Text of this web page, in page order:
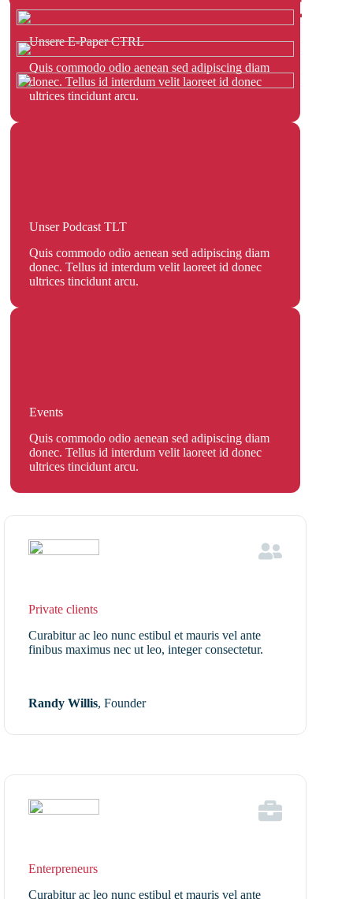
WEITERE PROJEKTE
Unsere E-Paper CTRL
Quis commodo odio aenean sed adipiscing diam
donec. Tellus id interdum velit laoreet id donec
ultrices tincidunt arcu.
Unser Podcast TLT
Quis commodo odio aenean sed adipiscing diam
donec. Tellus id interdum velit laoreet id donec
ultrices tincidunt arcu.
Events
Quis commodo odio aenean sed adipiscing diam
donec. Tellus id interdum velit laoreet id donec
ultrices tincidunt arcu.
Private clients
Curabitur ac leo nunc estibul et mauris vel ante
finibus maximus nec ut leo, integer consectetur.
Randy Willis, Founder
Enterpreneurs
Curabitur ac leo nunc estibul et mauris vel ante